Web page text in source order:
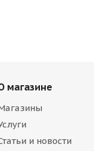
магазине
и новости